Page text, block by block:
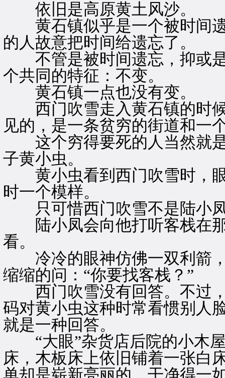
依旧是高原黄土风沙。
黄石镇似乎是一个被时间遗
的人故意把时间给遗忘了。
不管是被时间遗忘，抑或是
个共同的特征：不变。
黄石镇一点也没有变。
西门吹雪走入黄石镇的时候
见的，是一条贫穷的街道和一
这个穷得要死的人当然就是
子黄小虫。
黄小虫看到西门吹雪时，眼
时一个模样。
只可惜西门吹雪不是陆小
陆小凤会向他打听客栈在那
看。
冷冷的眼神仿佛一双利箭，
缩缩的问：“你要找客栈？”
西门吹雪没有回答。不过，
码对黄小虫这种时常看惯别人
就是一种回答。
“大眼”杂货店后院的小木屋
床，木板床上依旧铺着一张白